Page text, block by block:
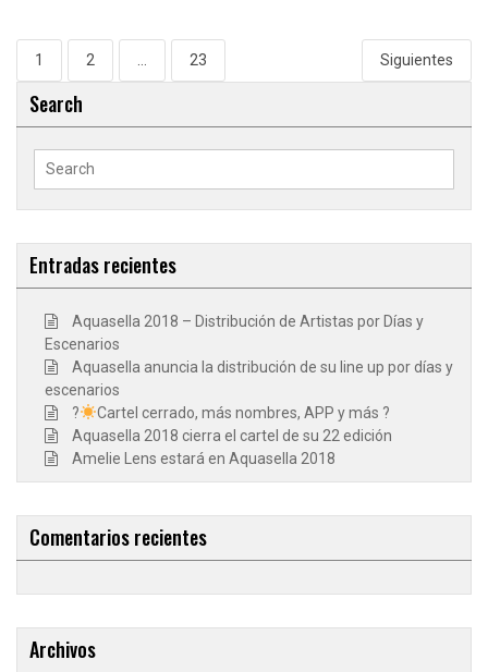
Paginación
de
entradas
1 2 23 Siguientes
Search
Search
Entradas recientes
Aquasella 2018 – Distribución de Artistas por Días y
Escenarios
Aquasella anuncia la distribución de su line up por días y
escenarios
?
Cartel cerrado, más nombres, APP y más ?
Aquasella 2018 cierra el cartel de su 22 edición
Amelie Lens estará en Aquasella 2018
Comentarios recientes
Archivos